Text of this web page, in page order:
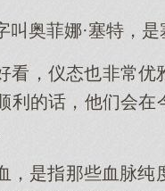
叫奥菲娜·塞特，
看，仪态也非常优
利的话，他们会
，是指那些血脉